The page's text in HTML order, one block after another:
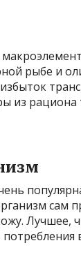
рыбе и
из рациона
сам
Лучшее,
потребления